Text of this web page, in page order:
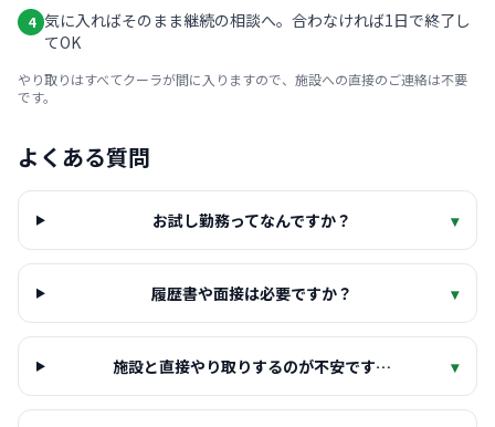
4 気に入ればそのまま継続の相談へ。合わなければ1日で終了し
てOK
やり取りはすべてクーラが間に入りますので、施設への直接のご連絡は不要
です。
よくある質問
お試し勤務ってなんですか？ ▾
履歴書や面接は必要ですか？ ▾
施設と直接やり取りするのが不安です… ▾